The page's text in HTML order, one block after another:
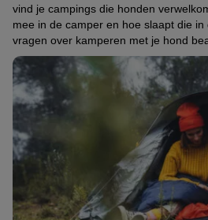
vind je campings die honden
mee in de camper en hoe slaapt die
vragen over kamperen met je hond